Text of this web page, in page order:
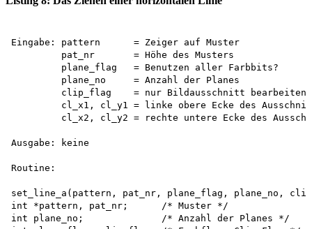
Eingabe: pattern      = Zeiger auf Muster
         pat_nr       = Höhe des Musters
         plane_flag   = Benutzen aller Farbbits?
         plane_no     = Anzahl der Planes
clip_flag    = nur Bildausschnitt
cl_x1, cl_y1 = linke obere Ecke des
cl_x2, cl_y2 = rechte untere Ecke des
Ausgabe: keine
Routine:
set_line_a(pattern, pat_nr, plane_flag, plane_no,
int *pattern, pat_nr;      /* Muster */
int plane_no;              /* Anzahl der Planes */